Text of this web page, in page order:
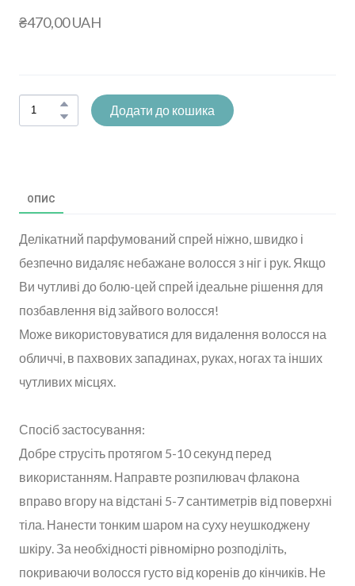
₴470,00 UAH
Додати до кошика
ОПИС
Делікатний парфумований спрей ніжно, швидко і
безпечно видаляє небажане волосся з ніг і рук. Якщо
Ви чутливі до болю-цей спрей ідеальне рішення для
позбавлення від зайвого волосся!
Може використовуватися для видалення волосся на
обличчі, в пахвових западинах, руках, ногах та інших
чутливих місцях.
Спосіб застосування:
Добре струсіть протягом 5-10 секунд перед
використанням. Направте розпилювач флакона
вправо вгору на відстані 5-7 сантиметрів від поверхні
тіла. Нанести тонким шаром на суху неушкоджену
шкіру. За необхідності рівномірно розподіліть,
покриваючи волосся густо від коренів до кінчиків. Не